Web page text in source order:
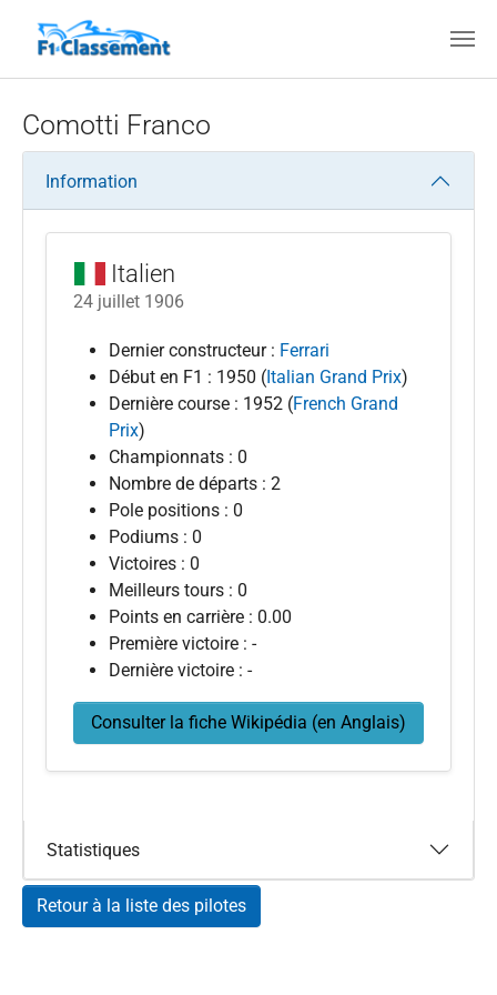
Comotti Franco
Information
Italien
24 juillet 1906
Dernier constructeur : Ferrari
Début en F1 : 1950 (Italian Grand Prix)
Dernière course : 1952 (French Grand
Prix)
Championnats : 0
Nombre de départs : 2
Pole positions : 0
Podiums : 0
Victoires : 0
Meilleurs tours : 0
Points en carrière : 0.00
Première victoire : -
Dernière victoire : -
Consulter la fiche Wikipédia (en Anglais)
Statistiques
Retour à la liste des pilotes